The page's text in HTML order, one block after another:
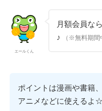
エールくん
月額会員な
♪
（※無料期間
ポイントは漫画や書籍
アニメなどに使えるよ☆